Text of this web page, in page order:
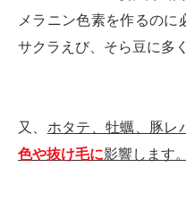
メラニン色素を作るのに
サクラえび、そら豆に多
又、 ホタテ、牡蠣、豚レ
色や抜け毛に影響します。